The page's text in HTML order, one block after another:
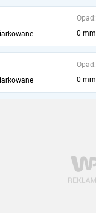
Opad:
0 mm
Opad:
0 mm